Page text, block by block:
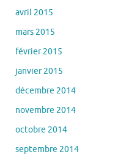
avril 2015
mars 2015
février 2015
janvier 2015
décembre 2014
novembre 2014
octobre 2014
septembre 2014